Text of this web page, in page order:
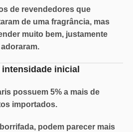
de revendedores que
de uma fragrância, mas
muito bem, justamente
inicial
possuem 5% a mais de
importados.
podem parecer mais